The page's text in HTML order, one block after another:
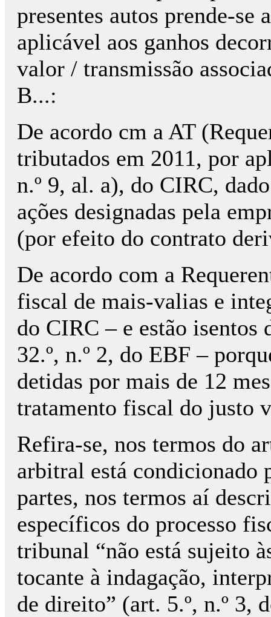
presentes autos prende-se
aplicável aos ganhos
valor / transmissão
B...:
De acordo cm a AT
tributados em 2011, por
n.º 9, al. a), do CIRC,
ações designadas pela
(por efeito do contrato
De acordo com a
fiscal de mais-valias e
do CIRC – e estão isentos
32.º, n.º 2, do EBF –
detidas por mais de 12
tratamento fiscal do justo
Refira-se, nos termos do
arbitral está condicionado
partes, nos termos aí
específicos do processo
tribunal “não está sujeito
tocante à indagação,
de direito” (art. 5.º, n.º 3,